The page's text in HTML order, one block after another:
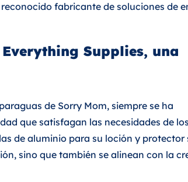
fabricante de soluciones de
Supplies, una
de Sorry Mom, siempre se ha
que satisfagan las necesidades de los
de aluminio para su loción y protector
sino que también se alinean con la